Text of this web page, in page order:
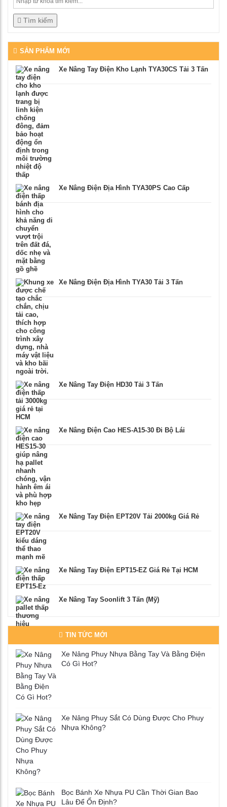
Tìm kiếm
SẢN PHẨM MỚI
Xe Nâng Tay Điện Kho Lạnh TYA30CS Tải 3 Tấn
Xe Nâng Điện Địa Hình TYA30PS Cao Cấp
Xe Nâng Điện Địa Hình TYA30 Tải 3 Tấn
Xe Nâng Tay Điện HD30 Tải 3 Tấn
Xe Nâng Điện Cao HES-A15-30 Đi Bộ Lái
Xe Nâng Tay Điện EPT20V Tải 2000kg Giá Rẻ
Xe Nâng Tay Điện EPT15-EZ Giá Rẻ Tại HCM
Xe Nâng Tay Soonlift 3 Tấn (Mỹ)
TIN TỨC MỚI
Xe Nâng Phuy Nhựa Bằng Tay Và Bằng Điện
Có Gì Hot?
Xe Nâng Phuy Sắt Có Dùng Được Cho Phuy
Nhựa Không?
Bọc Bánh Xe Nhựa PU Cần Thời Gian Bao
Lâu Để Ổn Định?